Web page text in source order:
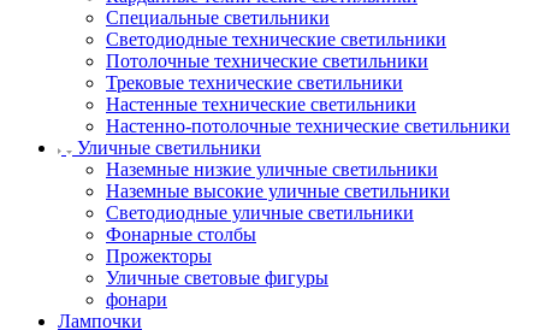
Специальные светильники
Светодиодные технические светильники
Потолочные технические светильники
Трековые технические светильники
Настенные технические светильники
Настенно-потолочные технические светильники
Уличные светильники
Наземные низкие уличные светильники
Наземные высокие уличные светильники
Светодиодные уличные светильники
Фонарные столбы
Прожекторы
Уличные световые фигуры
фонари
Лампочки